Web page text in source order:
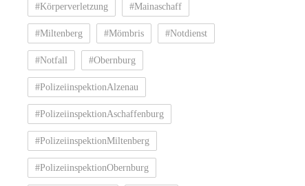
#Körperverletzung #Mainaschaff
#Miltenberg #Mömbris #Notdienst
#Notfall #Obernburg
#PolizeiinspektionAlzenau
#PolizeiinspektionAschaffenburg
#PolizeiinspektionMiltenberg
#PolizeiinspektionObernburg